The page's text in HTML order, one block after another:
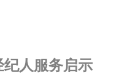
人服务启示